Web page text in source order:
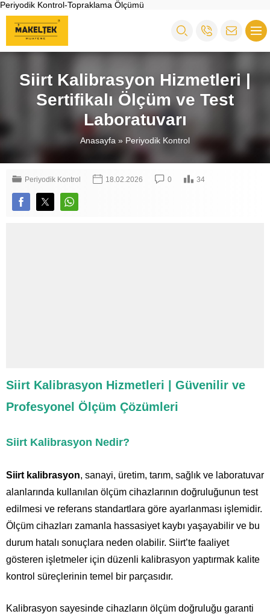
Periyodik Kontrol-Topraklama Ölçümü
Siirt Kalibrasyon Hizmetleri |
Sertifikalı Ölçüm ve Test
Laboratuvarı
Anasayfa » Periyodik Kontrol
Periyodik Kontrol 18.02.2026 0 34
Siirt Kalibrasyon Hizmetleri | Güvenilir ve
Profesyonel Ölçüm Çözümleri
Siirt Kalibrasyon Nedir?
Siirt kalibrasyon, sanayi, üretim, tarım, sağlık ve laboratuvar
alanlarında kullanılan ölçüm cihazlarının doğruluğunun test
edilmesi ve referans standartlara göre ayarlanması işlemidir.
Ölçüm cihazları zamanla hassasiyet kaybı yaşayabilir ve bu
durum hatalı sonuçlara neden olabilir. Siirt’te faaliyet
gösteren işletmeler için düzenli kalibrasyon yaptırmak kalite
kontrol süreçlerinin temel bir parçasıdır.
Kalibrasyon sayesinde cihazların ölçüm doğruluğu garanti